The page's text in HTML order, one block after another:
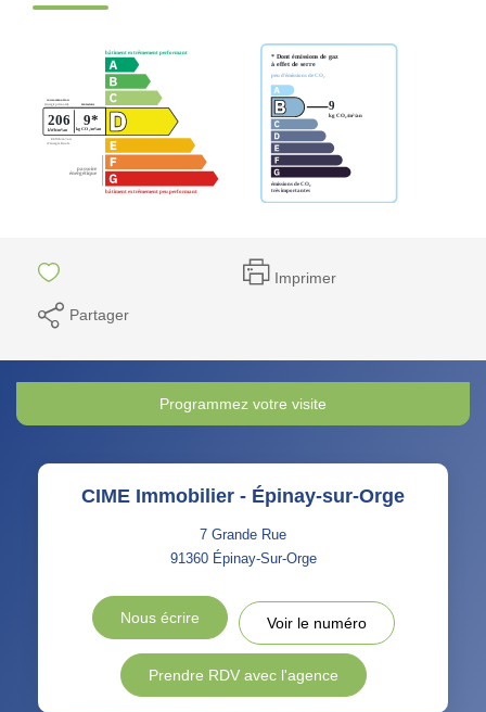
Imprimer
Partager
Programmez votre visite
CIME Immobilier - Épinay-sur-Orge
7 Grande Rue
91360 Épinay-Sur-Orge
Nous écrire Voir le numéro
Prendre RDV avec l'agence